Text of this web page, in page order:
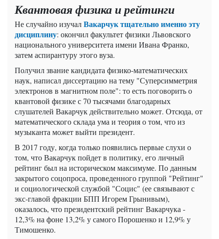
Квантовая физика и рейтинги
Не случайно изучалВакарчук тщательно именно эту
дисциплину: окончил факультет физики Львовского
национального университета имени Ивана Франко,
затем аспирантуру этого вуза.
Получил звание кандидата физико-математических
наук, написал диссертацию на тему "Суперсимметрия
электронов в магнитном поле": то есть поговорить о
квантовой физике с 70 тысячами благодарных
слушателей Вакарчук действительно может. Отсюда, от
математического склада ума и теория о том, что из
музыканта может выйти президент.
В 2017 году, когда только появились первые слухи о
том, что Вакарчук пойдет в политику, его личный
рейтинг был на историческом максимуме. По данным
закрытого соцопроса, проведенного группой "Рейтинг"
и социологической службой "Социс" (ее связывают с
экс-главой фракции БПП Игорем Грынивым),
оказалось, что президентский рейтинг Вакарчука -
12,3% на фоне 13,2% у самого Порошенко и 12,9% у
Тимошенко.